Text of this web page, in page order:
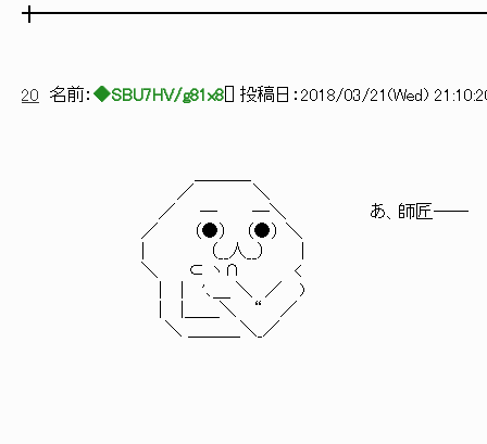
20 名前： ◆SBU7HV/g81x8 ] 投稿日： 2018/03/21(Wed)
／ ＼
／ ─ ─＼ あ、師匠――
／ （●） （●） ＼
| （__人__） |
＼ ⊂ ヽ∩ <
| | '､＿ ＼ ／ )
| |＿＿＼ “ ／
＼ ＿＿＿＼_／